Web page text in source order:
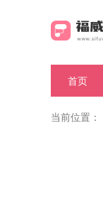
首页
当前位置：